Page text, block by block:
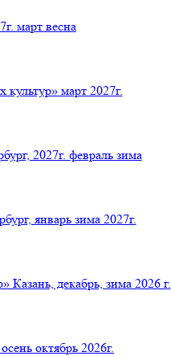
март весна
март 2027г.
2027г. февраль зима
январь зима 2027г.
декабрь, зима 2026 г.
октябрь 2026г.